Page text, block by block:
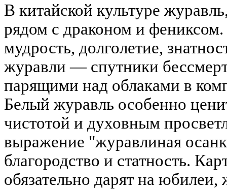
В китайской культуре
рядом с драконом и
мудрость, долголетие,
журавли — спутники
парящими над облаками в
Белый журавль особенно
чистотой и духовным
выражение "журавлиная
благородство и статность.
обязательно дарят на юбилеи,